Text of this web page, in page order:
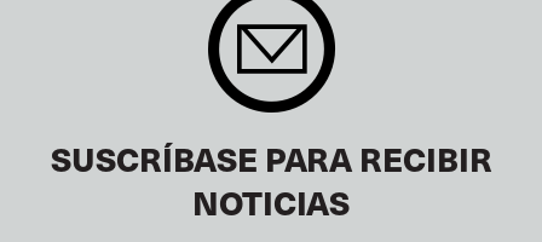
SUSCRÍBASE PARA RECIBIR
NOTICIAS